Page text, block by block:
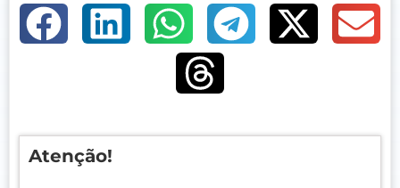
Atenção!